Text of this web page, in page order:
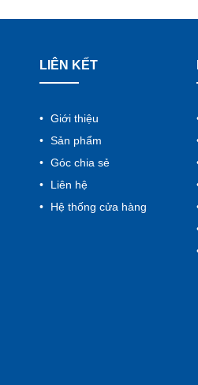
LIÊN KẾT
Giới thiệu
Sản phẩm
Góc chia sẻ
Liên hệ
Hệ thống cửa hàng